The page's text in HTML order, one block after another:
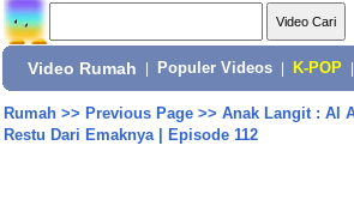
Video Rumah Populer Videos K-POP
Rumah>> Previous Page>> Anak Langit : Al
Restu Dari Emaknya | Episode 112